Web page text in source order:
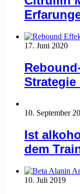
17. Juni 2020
Strategie
10. September
Ist
dem
10. Juli 2019